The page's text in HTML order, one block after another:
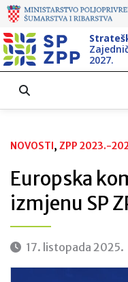
2027.
NOVOSTI, ZPP 2023.-
Europska
izmjenu SP
17. listopada 2025.